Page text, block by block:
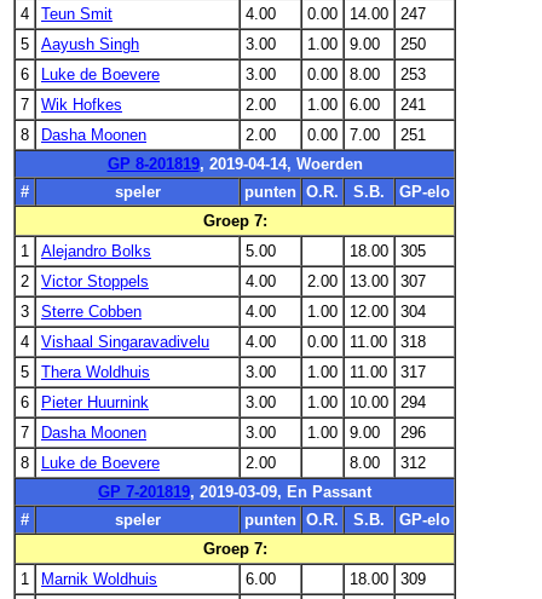
4
Teun Smit 4.00 0.00 14.00
247
5
Aayush Singh 3.00 1.00 9.00
250
6
Luke de Boevere 3.00 0.00 8.00
253
7
Wik Hofkes 2.00 1.00 6.00
241
8
Dasha Moonen 2.00 0.00 7.00
251
GP 8-201819, 2019-04-14, Woerden
#
speler punten O.R. S.B.
GP-elo
Groep 7:
1
Alejandro Bolks 5.00 18.00
305
2
Victor Stoppels 4.00 2.00 13.00
307
3
Sterre Cobben 4.00 1.00 12.00
304
4
Vishaal Singaravadivelu 4.00 0.00 11.00
318
5
Thera Woldhuis 3.00 1.00 11.00
317
6
Pieter Huurnink 3.00 1.00 10.00
294
7
Dasha Moonen 3.00 1.00 9.00
296
8
Luke de Boevere 2.00 8.00
312
GP 7-201819, 2019-03-09, En Passant
#
speler punten O.R. S.B.
GP-elo
Groep 7:
1
Marnik Woldhuis 6.00 18.00
309